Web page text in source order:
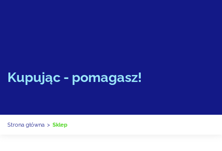
Kupując - pomagasz!
Strona główna > Sklep